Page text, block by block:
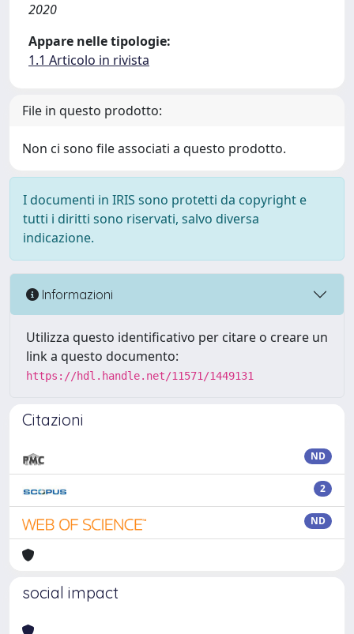
2020
Appare nelle tipologie:
1.1 Articolo in rivista
File in questo prodotto:
Non ci sono file associati a questo prodotto.
I documenti in IRIS sono protetti da copyright e
tutti i diritti sono riservati, salvo diversa
indicazione.
Informazioni
Utilizza questo identificativo per citare o creare un
link a questo documento:
https://hdl.handle.net/11571/1449131
Citazioni
ND
2
ND
social impact